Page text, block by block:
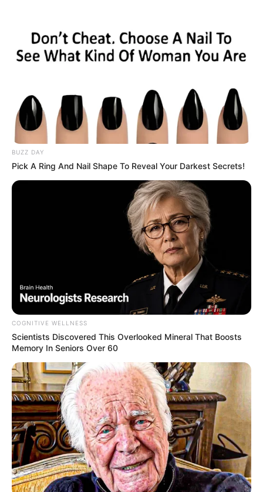
BUZZ DAY
Pick A Ring And Nail Shape To Reveal Your Darkest Secrets!
COGNITIVE WELLNESS
Scientists Discovered This Overlooked Mineral That Boosts
Memory In Seniors Over 60